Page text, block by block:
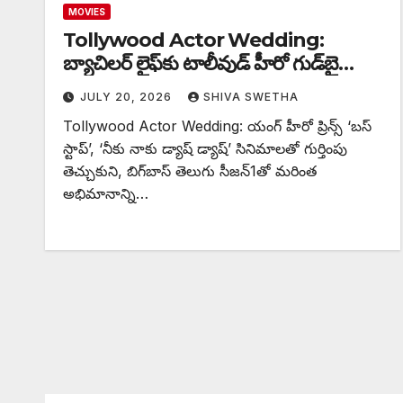
MOVIES
Tollywood Actor Wedding:
బ్యాచిలర్ లైఫ్‌కు టాలీవుడ్ హీరో గుడ్‌బై…
JULY 20, 2026 SHIVA SWETHA
Tollywood Actor Wedding: యంగ్ హీరో ప్రిన్స్ ‘బస్
స్టాప్’, ‘నీకు నాకు డ్యాష్ డ్యాష్’ సినిమాలతో గుర్తింపు
తెచ్చుకుని, బిగ్‌బాస్ తెలుగు సీజన్‌1తో మరింత
అభిమానాన్ని…